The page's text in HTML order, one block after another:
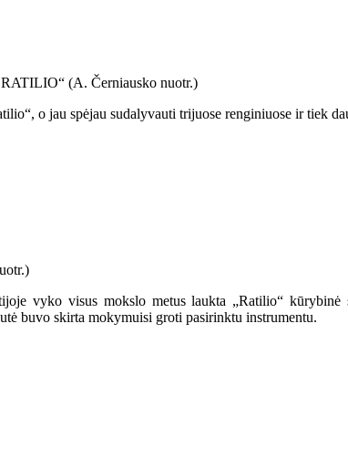
o jau spėjau sudalyvauti trijuose renginiuose ir tiek
vyko visus mokslo metus laukta „Ratilio“
buvo skirta mokymuisi groti pasirinktu instrumentu.